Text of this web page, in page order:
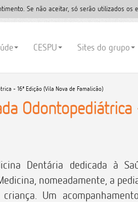
Se não aceitar, só serão utilizados os
CESPU Sites do grupo
- 16ª Edição (Vila Nova de Famalicão)
Odontopediátrica
Dentária dedicada à
nomeadamente, a
Um